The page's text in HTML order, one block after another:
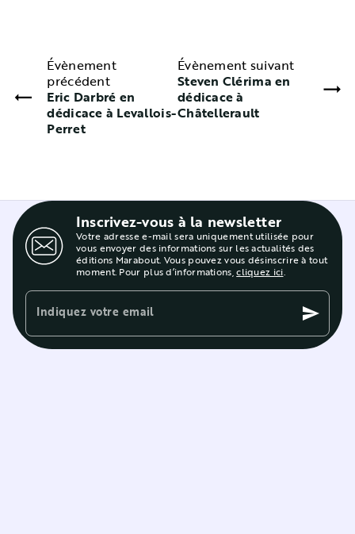
Évènement
précédent
Eric Darbré en
dédicace à Levallois-
Perret
Évènement suivant
Steven Clérima en
dédicace à
Châtellerault
Inscrivez-vous à la newsletter
Votre adresse e-mail sera uniquement utilisée pour
vous envoyer des informations sur les actualités des
éditions Marabout. Vous pouvez vous désinscrire à tout
moment. Pour plus d’informations,cliquez ici.
Indiquez votre email send